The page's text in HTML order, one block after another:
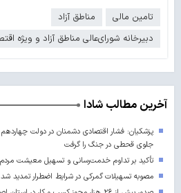
تامین مالی
مناطق آزاد
دبیرخانه شورای‌عالی مناطق آزاد و ویژه
آخرین مطالب شادا
پزشکیان: فشار اقتصادی دشمنان در دولت
جلوی قحطی در جنگ را گرفت
تأکید بر تداوم خدمت‌رسانی و تسهیل معیشت مردم
مصوبه تسهیلات گمرکی در شرایط اضطرار تمدید شد